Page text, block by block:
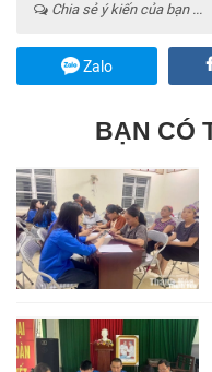
Chia sẻ ý kiến của bạn ...
Zalo
BẠN CÓ